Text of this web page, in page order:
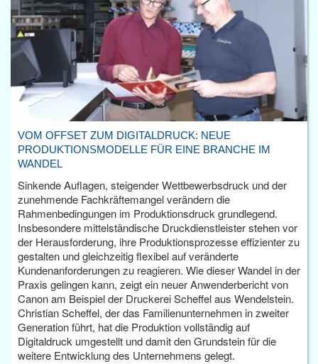
VOM OFFSET ZUM DIGITALDRUCK: NEUE
PRODUKTIONSMODELLE FÜR EINE BRANCHE IM
WANDEL
Sinkende Auflagen, steigender Wettbewerbsdruck und der
zunehmende Fachkräftemangel verändern die
Rahmenbedingungen im Produktionsdruck grundlegend.
Insbesondere mittelständische Druckdienstleister stehen vor
der Herausforderung, ihre Produktionsprozesse effizienter zu
gestalten und gleichzeitig flexibel auf veränderte
Kundenanforderungen zu reagieren. Wie dieser Wandel in der
Praxis gelingen kann, zeigt ein neuer Anwenderbericht von
Canon am Beispiel der Druckerei Scheffel aus Wendelstein.
Christian Scheffel, der das Familienunternehmen in zweiter
Generation führt, hat die Produktion vollständig auf
Digitaldruck umgestellt und damit den Grundstein für die
weitere Entwicklung des Unternehmens gelegt.